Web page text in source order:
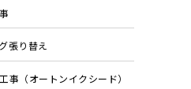
張り替え
事（オートンイクシード）